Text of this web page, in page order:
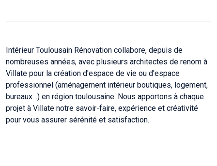
Intérieur Toulousain Rénovation collabore, depuis de
nombreuses années, avec plusieurs architectes de renom à
Villate pour la création d'espace de vie ou d'espace
professionnel (aménagement intérieur boutiques, logement,
bureaux…) en région toulousaine. Nous apportons à chaque
projet à Villate notre savoir-faire, expérience et créativité
pour vous assurer sérénité et satisfaction.